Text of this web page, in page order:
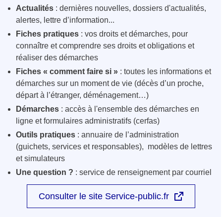
Actualités : dernières nouvelles, dossiers d'actualités,
alertes, lettre d’information...
Fiches pratiques : vos droits et démarches, pour
connaître et comprendre ses droits et obligations et
réaliser des démarches
Fiches « comment faire si » : toutes les informations et
démarches sur un moment de vie (décès d’un proche,
départ à l’étranger, déménagement…)
Démarches : accès à l'ensemble des démarches en
ligne et formulaires administratifs (cerfas)
Outils pratiques : annuaire de l’administration
(guichets, services et responsables), modèles de lettres
et simulateurs
Une question ? : service de renseignement par courriel
Consulter le site Service-public.fr